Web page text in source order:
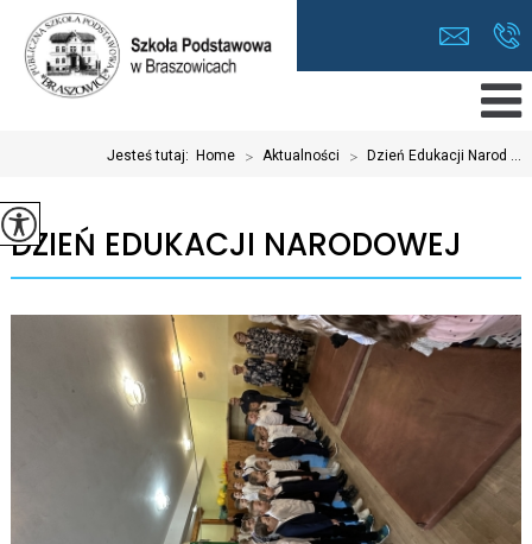
Jesteś tutaj: Home > Aktualności > Dzień Edukacji Narod ...
DZIEŃ EDUKACJI NARODOWEJ